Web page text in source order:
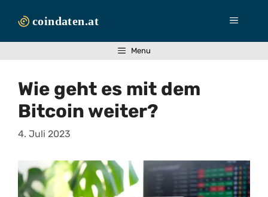
Inhalt
Menü
Menu
Wie geht es mit dem
Bitcoin weiter?
4. Juli 2023